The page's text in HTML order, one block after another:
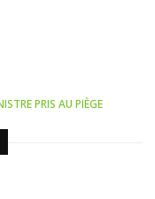
PRIS AU PIÈGE